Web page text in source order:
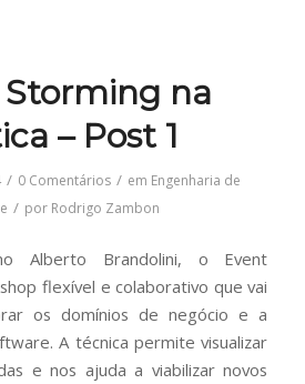
na
– Post 1
/ 0 Comentários / em Engenharia de
/ por Rodrigo Zambon
Alberto Brandolini, o Event
flexível e colaborativo que vai
os domínios de negócio e a
A técnica permite visualizar
e nos ajuda a viabilizar novos